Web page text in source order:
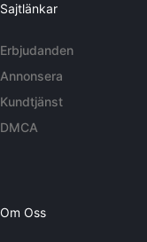
Sajtlänkar
Erbjudanden
Annonsera
Kundtjänst
DMCA
Om Oss